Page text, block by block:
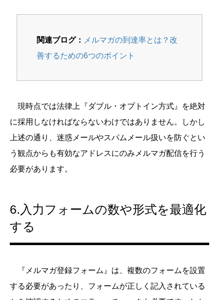
関連ブログ： メルマガの到達率とは？改
善するための6つのポイント
現時点では法律上『ダブル・オプトイン方式』を絶対
に採用しなければならないわけではありません。しかし
上述の通り、迷惑メールやスパムメール扱いを防ぐとい
う観点からも有効なアドレスにのみメルマガ配信を行う
必要があります。
6.入力フォームの数や形式を最適化
する
『メルマガ登録フォーム』は、複数のフォームを設置
する必要があったり、フォームが正しく記入されている